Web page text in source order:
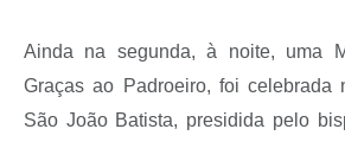
Ainda na segunda, à noite, uma
Graças ao Padroeiro, foi celebrada
São João Batista, presidida pelo